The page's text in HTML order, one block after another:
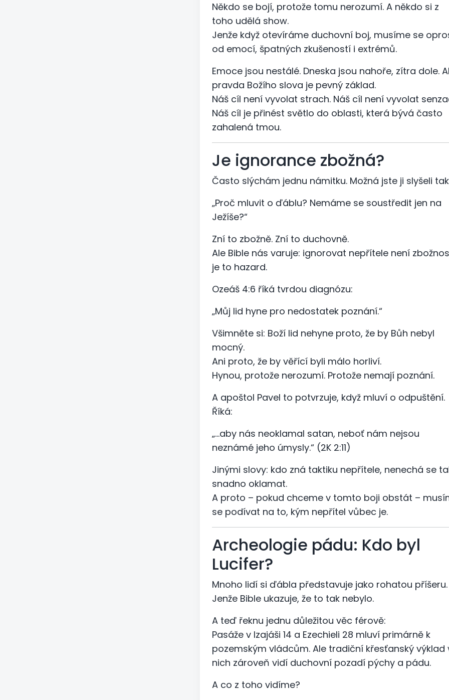
Někdo se bojí, protože tomu nerozumí. A někdo si z
toho udělá show.
Jenže když otevíráme duchovní boj, musíme se
od emocí, špatných zkušeností i extrémů.
Emoce jsou nestálé. Dneska jsou nahoře, zítra dole.
pravda Božího slova je pevný základ.
Náš cíl není vyvolat strach. Náš cíl není vyvolat
Náš cíl je přinést světlo do oblasti, která bývá často
zahalená tmou.
Je ignorance zbožná?
Často slýchám jednu námitku. Možná jste ji slyšeli
„Proč mluvit o ďáblu? Nemáme se soustředit jen na
Ježíše?“
Zní to zbožně. Zní to duchovně.
Ale Bible nás varuje: ignorovat nepřítele není
je to hazard.
Ozeáš 4:6 říká tvrdou diagnózu:
„Můj lid hyne pro nedostatek poznání.“
Všimněte si: Boží lid nehyne proto, že by Bůh nebyl
mocný.
Ani proto, že by věřící byli málo horliví.
Hynou, protože nerozumí. Protože nemají poznání.
A apoštol Pavel to potvrzuje, když mluví o odpuštění.
Říká:
„…aby nás neoklamal satan, neboť nám nejsou
neznámé jeho úmysly.“ (2K 2:11)
Jinými slovy: kdo zná taktiku nepřítele, nenechá se
snadno oklamat.
A proto – pokud chceme v tomto boji obstát –
se podívat na to, kým nepřítel vůbec je.
Archeologie pádu: Kdo byl
Lucifer?
Mnoho lidí si ďábla představuje jako rohatou příšeru.
Jenže Bible ukazuje, že to tak nebylo.
A teď řeknu jednu důležitou věc férově:
Pasáže v Izajáši 14 a Ezechieli 28 mluví primárně k
pozemským vládcům. Ale tradiční křesťanský výklad
nich zároveň vidí duchovní pozadí pýchy a pádu.
A co z toho vidíme?